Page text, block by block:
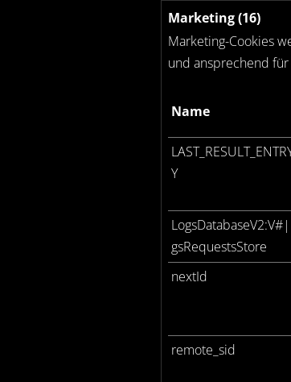
Marketing (16)
Marketing-Cookies
und ansprechend
Name
Y
gsRequestsStore
nextId
remote_sid